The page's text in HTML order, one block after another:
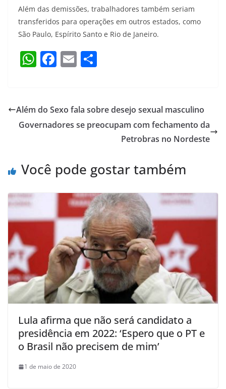
Além das demissões, trabalhadores também seriam
transferidos para operações em outros estados, como
São Paulo, Espírito Santo e Rio de Janeiro.
W
s
A
F
e
b
k
E
l e
Além do Sexo fala sobre desejo sexual masculino
Governadores se preocupam com fechamento da
Petrobras no Nordeste
Você pode gostar também
Lula afirma que não será candidato a
presidência em 2022: ‘Espero que o PT e
o Brasil não precisem de mim’
1 de maio de 2020